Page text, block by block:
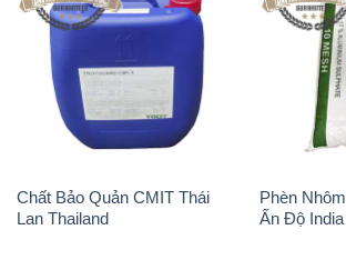
Chất Bảo Quản CMIT Thái
Lan Thailand
Phèn
Ấn Độ India